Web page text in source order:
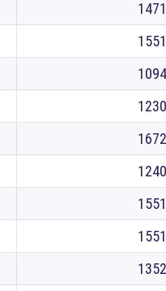
1471
1551
1094
1230
1672
1240
1551
1551
1352